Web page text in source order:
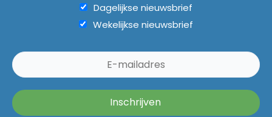
Dagelijkse nieuwsbrief
Wekelijkse nieuwsbrief